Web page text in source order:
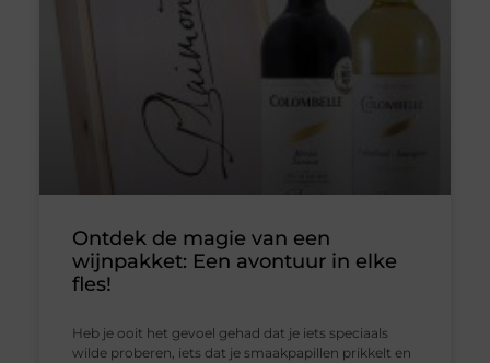
Ontdek de magie van een
wijnpakket: Een avontuur in elke
fles!
Heb je ooit het gevoel gehad dat je iets speciaals
wilde proberen, iets dat je smaakpapillen prikkelt en